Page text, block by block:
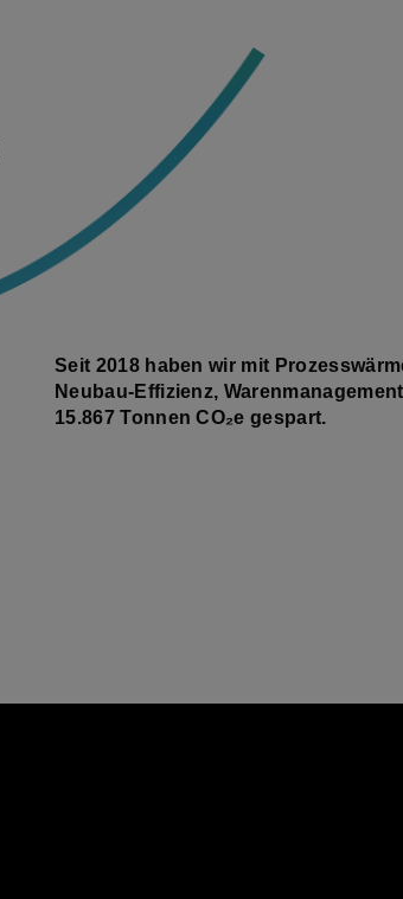
Seit 2018 haben wir mit
Neubau-Effizienz,
15.867 Tonnen CO₂e gespart.